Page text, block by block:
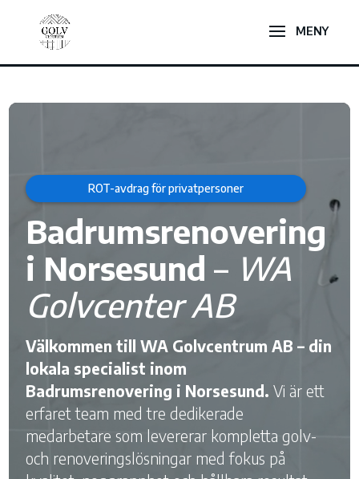
Videospelare
ROT-avdrag för privatpersoner
Badrumsrenovering
i Norsesund – WA
Golvcenter AB
Välkommen till WA Golvcentrum AB – din
lokala specialist inom
Badrumsrenovering i Norsesund. Vi är ett
erfaret team med tre dedikerade
medarbetare som levererar kompletta golv-
och renoveringslösningar med fokus på